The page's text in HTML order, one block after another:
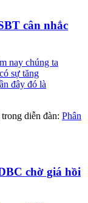
cân nhắc
nay chúng ta
sự tăng
đây đó là
diễn đàn: Phân
chờ giá hồi